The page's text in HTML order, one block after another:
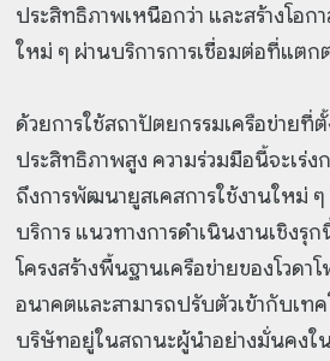
ประสิทธิภาพเหนือกว่า และสร้างโอก
ใหม่ ๆ ผ่านบริการการเชื่อมต่อที่แตก
ด้วยการใช้สถาปัตยกรรมเครือข่ายที่
ประสิทธิภาพสูง ความร่วมมือนี้จะเร่
ถึงการพัฒนายูสเคสการใช้งานใหม่
บริการ แนวทางการดำเนินงานเชิงรุก
โครงสร้างพื้นฐานเครือข่ายของโวด
อนาคตและสามารถปรับตัวเข้ากับเท
บริษัทอยู่ในสถานะผู้นำอย่างมั่นคง